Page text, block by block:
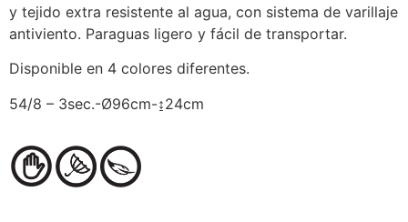
y tejido extra resistente al agua, con sistema de varillaje
antiviento. Paraguas ligero y fácil de transportar.
Disponible en 4 colores diferentes.
54/8 – 3sec.-Ø96cm-↨24cm